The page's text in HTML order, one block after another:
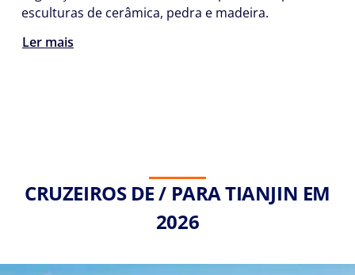
esculturas de cerâmica, pedra e madeira.
Ler mais
CRUZEIROS DE / PARA TIANJIN EM
2026